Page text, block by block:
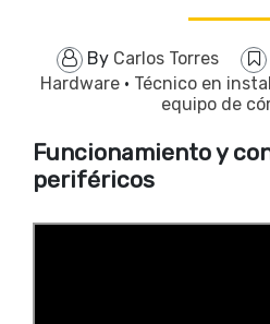
By Carlos Torres
Hardware · Técnico en
equipo de
Funcionamiento y
periféricos